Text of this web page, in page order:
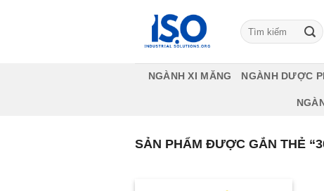
Tìm
kiếm:
NGÀNH XI MĂNG NGÀNH DƯỢC
SẢN PHẨM ĐƯỢC GẮN THẺ